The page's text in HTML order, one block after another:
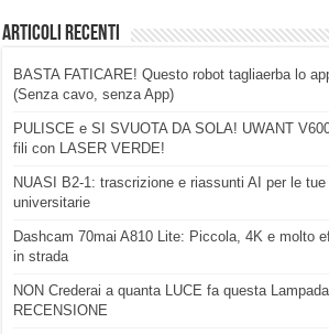
Articoli Recenti
BASTA FATICARE! Questo robot tagliaerba lo
(Senza cavo, senza App)
PULISCE e SI SVUOTA DA SOLA! UWANT
fili con LASER VERDE!
NUASI B2-1: trascrizione e riassunti AI per le
universitarie
Dashcam 70mai A810 Lite: Piccola, 4K e molto
in strada
NON Crederai a quanta LUCE fa questa
RECENSIONE